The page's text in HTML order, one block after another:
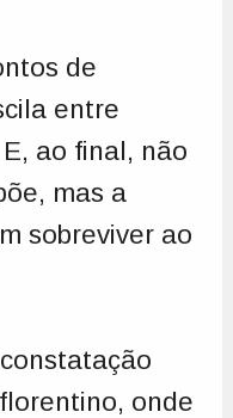
de
entre
ao final, não
mas a
sobreviver ao
onde